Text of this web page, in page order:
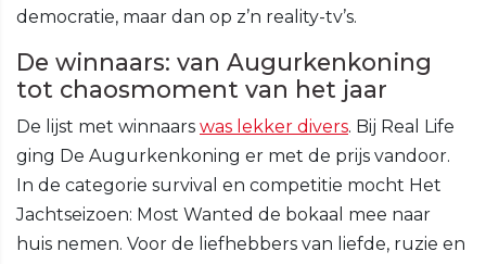
democratie, maar dan op z’n reality-tv’s.
De winnaars: van Augurkenkoning
tot chaosmoment van het jaar
De lijst met winnaars was lekker divers. Bij Real Life
ging De Augurkenkoning er met de prijs vandoor.
In de categorie survival en competitie mocht Het
Jachtseizoen: Most Wanted de bokaal mee naar
huis nemen. Voor de liefhebbers van liefde, ruzie en